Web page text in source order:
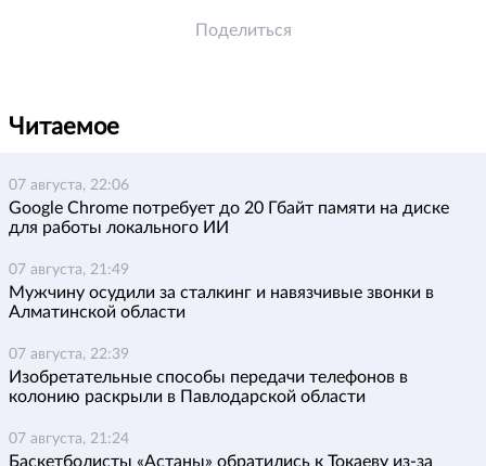
Поделиться
Читаемое
07 августа, 22:06
Google Chrome потребует до 20 Гбайт памяти на диске
для работы локального ИИ
07 августа, 21:49
Мужчину осудили за сталкинг и навязчивые звонки в
Алматинской области
07 августа, 22:39
Изобретательные способы передачи телефонов в
колонию раскрыли в Павлодарской области
07 августа, 21:24
Баскетболисты «Астаны» обратились к Токаеву из-за